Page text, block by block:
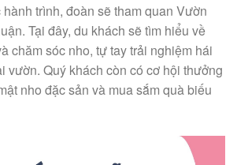
trình, đoàn sẽ tham quan Vườn
Tại đây, du khách sẽ tìm hiểu về
chăm sóc nho, tự tay trải nghiệm hái
vườn. Quý khách còn có cơ hội thưởng
nho đặc sản và mua sắm quà biếu